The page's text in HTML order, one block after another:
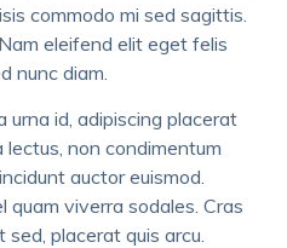
commodo mi sed sagittis.
eleifend elit eget felis
nunc diam.
urna id, adipiscing placerat
lectus, non condimentum
auctor euismod.
quam viverra sodales. Cras
sed, placerat quis arcu.